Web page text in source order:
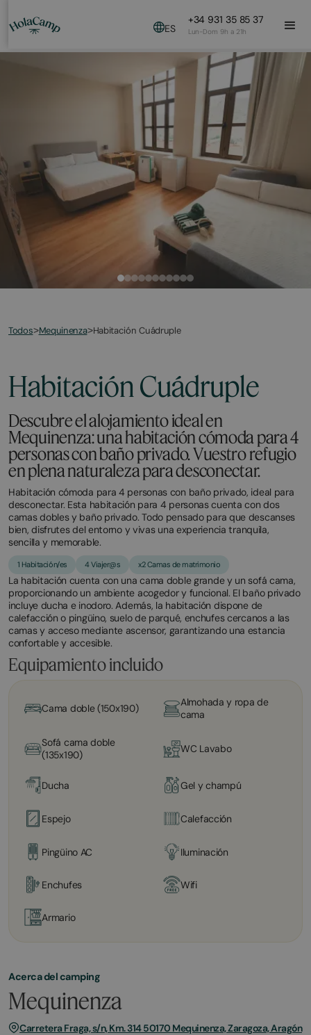
ES
+34 931 35 85 37
Lun-Dom 9h a 21h
Todos>Mequinenza>Habitación Cuádruple
Habitación Cuádruple
Descubre el alojamiento ideal en
Mequinenza: una habitación cómoda para 4
personas con baño privado. Vuestro refugio
en plena naturaleza para desconectar.
Habitación cómoda para 4 personas con baño privado, ideal para
desconectar. Esta habitación para 4 personas cuenta con dos
camas dobles y baño privado. Todo pensado para que descanses
bien, disfrutes del entorno y vivas una experiencia tranquila,
sencilla y memorable.
1 Habitación/es 4 Viajer@s x2 Camas de matrimonio
La habitación cuenta con una cama doble grande y un sofá cama,
proporcionando un ambiente acogedor y funcional. El baño privado
incluye ducha e inodoro. Además, la habitación dispone de
calefacción o pingüino, suelo de parqué, enchufes cercanos a las
camas y acceso mediante ascensor, garantizando una estancia
confortable y accesible.
Equipamiento incluido
Cama doble (150x190)
Almohada y ropa de
cama
Sofá cama doble
(135x190)
WC Lavabo
Ducha Gel y champú
Espejo Calefacción
Pingüino AC Iluminación
Enchufes Wifi
Armario
Acerca del camping
Mequinenza
Carretera Fraga, s/n, Km. 314 50170 Mequinenza, Zaragoza, Aragón